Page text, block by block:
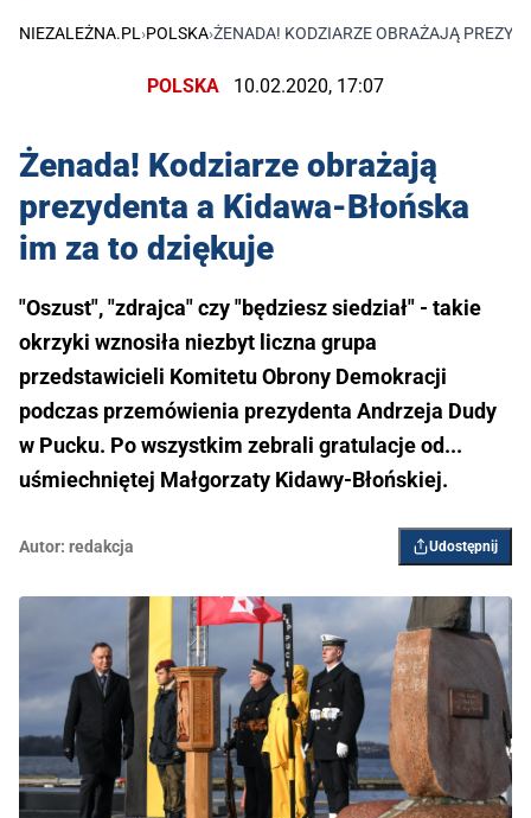
NIEZALEŻNA.PL›POLSKA›ŻENADA! KODZIARZE OBRAŻAJĄ
POLSKA 10.02.2020, 17:07
Żenada! Kodziarze obrażają
prezydenta a Kidawa-Błońska
im za to dziękuje
"Oszust", "zdrajca" czy "będziesz siedział" - takie
okrzyki wznosiła niezbyt liczna grupa
przedstawicieli Komitetu Obrony Demokracji
podczas przemówienia prezydenta Andrzeja Dudy
w Pucku. Po wszystkim zebrali gratulacje od...
uśmiechniętej Małgorzaty Kidawy-Błońskiej.
Autor: redakcja Udostępnij